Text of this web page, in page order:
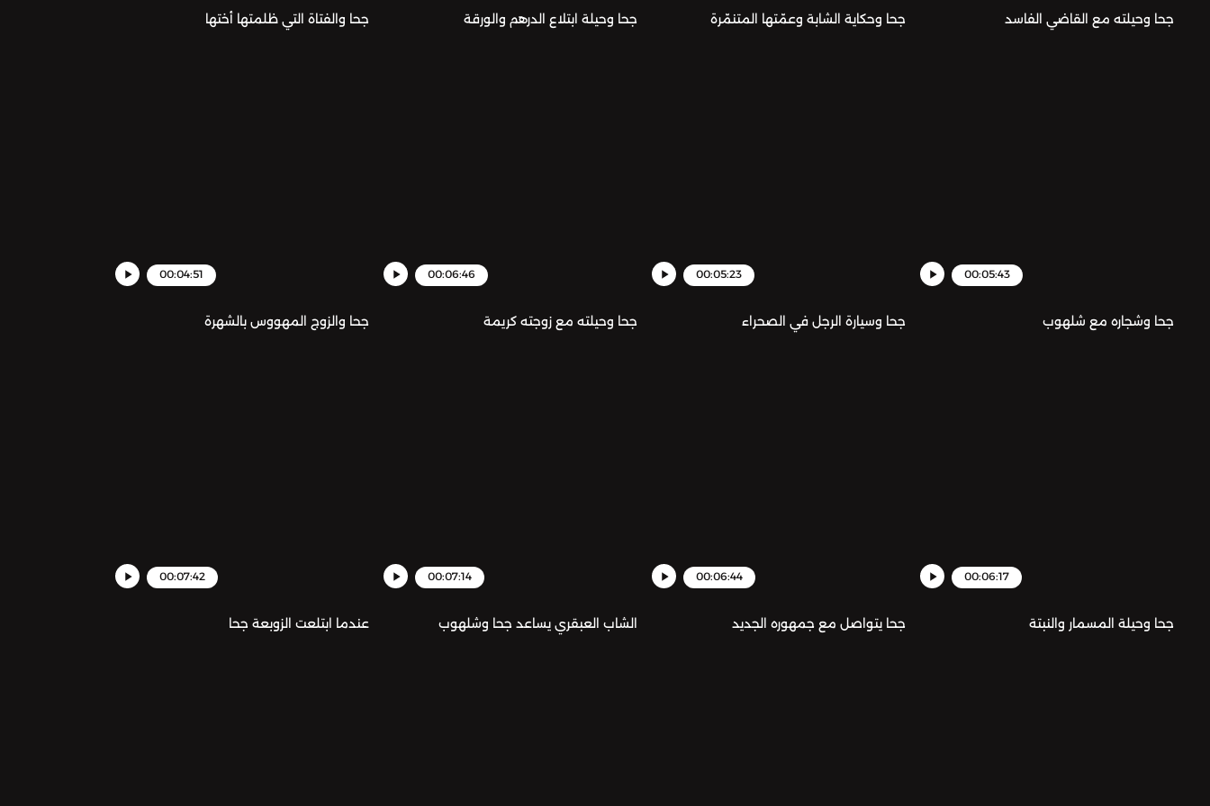
جحا وحيلته مع القاضي الفاسد جحا وحكاية الشابة وعمّتها المتنمّرة جحا وحيلة ابتلاع الدرهم والورقة جحا والفتاة التي ظلمتها أختها
00:05:43
جحا وشجاره مع شلهوب
00:05:23
جحا وسيارة الرجل في الصحراء
00:06:46
جحا وحيلته مع زوجته كريمة
00:04:51
جحا والزوج المهووس بالشهرة
00:06:17
جحا وحيلة المسمار والنبتة
00:06:44
جحا يتواصل مع جمهوره الجديد
00:07:14
الشاب العبقري يساعد جحا وشلهوب
00:07:42
عندما ابتلعت الزوبعة جحا